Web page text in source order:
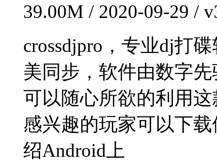
39.00M / 2020-09-29 /
crossdjpro，专业dj打
美同步，软件由数字
可以随心所欲的利用
感兴趣的玩家可以下
绍Android上